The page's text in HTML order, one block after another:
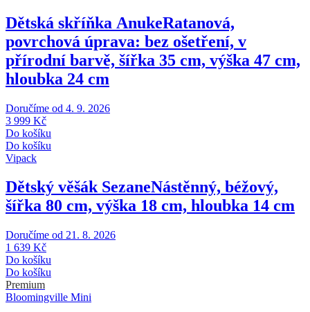
Dětská skříňka AnukeRatanová,
povrchová úprava: bez ošetření, v
přírodní barvě, šířka 35 cm, výška 47 cm,
hloubka 24 cm
Doručíme od 4. 9. 2026
3 999 Kč
Do košíku
Do košíku
Vipack
Dětský věšák SezaneNástěnný, béžový,
šířka 80 cm, výška 18 cm, hloubka 14 cm
Doručíme od 21. 8. 2026
1 639 Kč
Do košíku
Do košíku
Premium
Bloomingville Mini